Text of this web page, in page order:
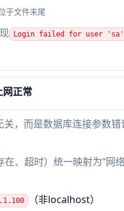
于文件末尾
Login failed for user 'sa'
网正常
，而是数据库连接参数错
、超时）统一映射为“网
（非localhost）